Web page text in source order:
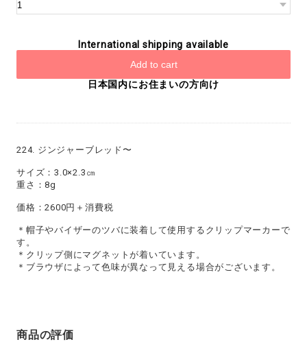
International shipping available
Add to cart
日本国内にお住まいの方向け
224. ジンジャーブレッド〜
サイズ：3.0×2.3㎝
重さ：8g
価格：2600円＋消費税
＊帽子やバイザーのツバに装着して使用するクリップマーカーで
す。
＊クリップ側にマグネットが着いています。
＊ブラウザによって色味が異なって見える場合がございます。
商品の評価